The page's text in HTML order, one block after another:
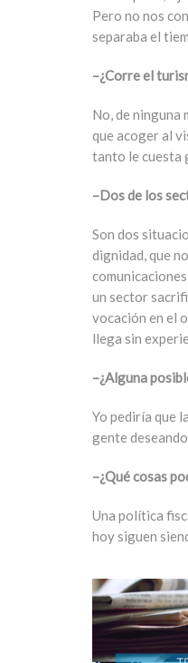
Pero no nos
separaba el
–¿Corre el
No, de ninguna
que acoger al
tanto le cuesta
–Dos de los
Son dos
dignidad, que
un sector
vocación en el
llega sin
–¿Alguna
Yo pediría que
gente
–¿Qué cosas
Una política
hoy siguen